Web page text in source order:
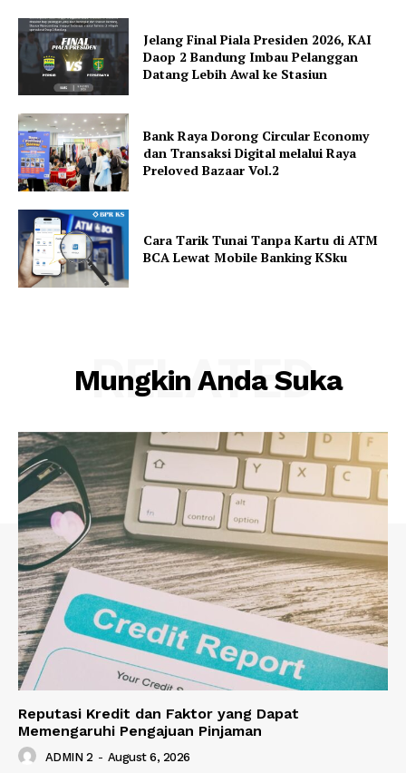
Jelang Final Piala Presiden 2026, KAI
Daop 2 Bandung Imbau Pelanggan
Datang Lebih Awal ke Stasiun
Bank Raya Dorong Circular Economy
dan Transaksi Digital melalui Raya
Preloved Bazaar Vol.2
Cara Tarik Tunai Tanpa Kartu di ATM
BCA Lewat Mobile Banking KSku
Mungkin Anda Suka
RELATED
Reputasi Kredit dan Faktor yang Dapat
Memengaruhi Pengajuan Pinjaman
ADMIN 2 - August 6, 2026